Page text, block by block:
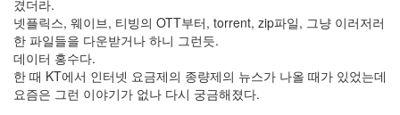
겼더라.
넷플릭스, 웨이브, 티빙의 OTT부터, torrent, zip파일, 그냥 이러저러
한 파일들을 다운받거나 하니 그런듯.
데이터 홍수다.
한 때 KT에서 인터넷 요금제의 종량제의 뉴스가 나올 때가 있었는데
요즘은 그런 이야기가 없나 다시 궁금해졌다.
5
월
2
2011
년
6